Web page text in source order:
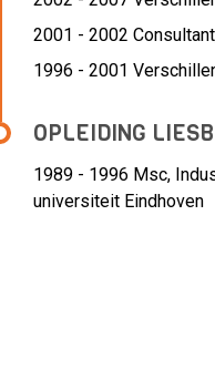
2001 - 2002
1996 - 2001
OPLEIDING
1989 - 1996 Msc,
universiteit Eindhoven